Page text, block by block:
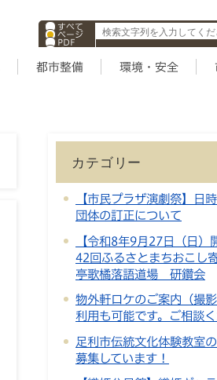
すべて
ページ
PDF
ID
都市整備 環境・安全
カテゴリー
【市民プラザ演劇祭】日
団体の訂正について
【令和8年9月27日（日）
42回ふるさとまちおこし
亭歌橘落語道場 研鑽会
物外軒ロケのご案内（撮
利用も可能です。ご相談く
足利市伝統文化体験教室
募集しています！